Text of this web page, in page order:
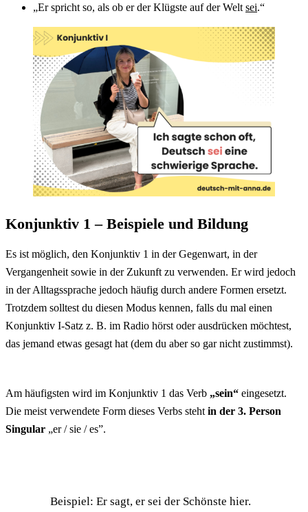
„Er spricht so, als ob er der Klügste auf der Welt sei.“
Konjunktiv 1 – Beispiele und Bildung
Es ist möglich, den Konjunktiv 1 in der Gegenwart, in der
Vergangenheit sowie in der Zukunft zu verwenden. Er wird jedoch
in der Alltagssprache jedoch häufig durch andere Formen ersetzt.
Trotzdem solltest du diesen Modus kennen, falls du mal einen
Konjunktiv I-Satz z. B. im Radio hörst oder ausdrücken möchtest,
das jemand etwas gesagt hat (dem du aber so gar nicht zustimmst).
Am häufigsten wird im Konjunktiv 1 das Verb „sein“ eingesetzt.
Die meist verwendete Form dieses Verbs steht in der 3. Person
Singular „er / sie / es”.
Beispiel: Er sagt, er sei der Schönste hier.